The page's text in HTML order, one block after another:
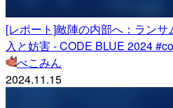
[レポート]敵陣の内部へ：ラン
入と妨害 - CODE BLUE 2024
べこみん
2024.11.15